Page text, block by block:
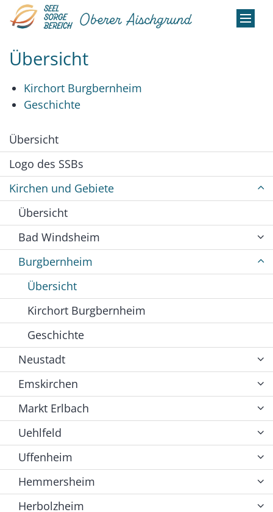
Zum Inhalt springen
Übersicht
Kirchort Burgbernheim
Geschichte
Übersicht
Logo des SSBs
Kirchen und Gebiete
Übersicht
Bad Windsheim
Burgbernheim
Übersicht
Kirchort Burgbernheim
Geschichte
Neustadt
Emskirchen
Markt Erlbach
Uehlfeld
Uffenheim
Hemmersheim
Herbolzheim